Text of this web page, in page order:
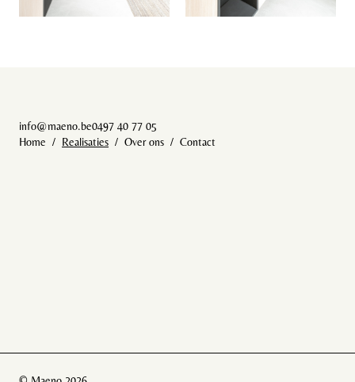
info@maeno.be0497 40 77 05
Home
Realisaties Over ons Contact